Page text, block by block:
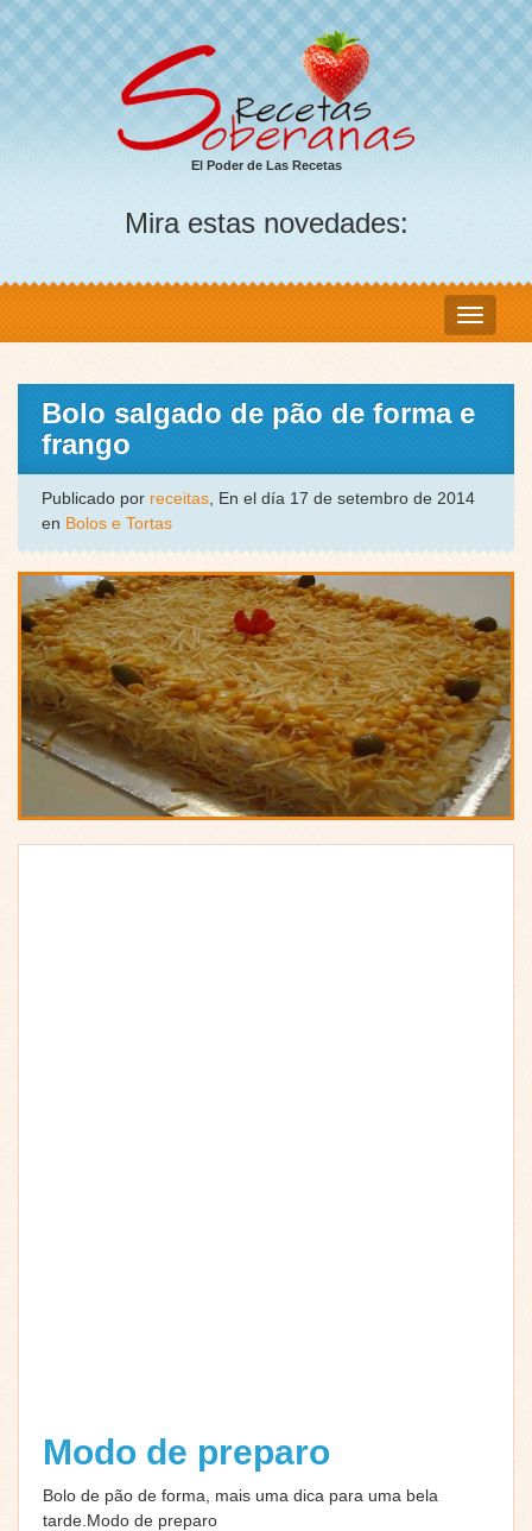
El Poder de Las Recetas
Mira estas novedades:
Bolo salgado de pão de forma e
frango
Publicado por receitas, En el día 17 de setembro de 2014
en Bolos e Tortas
Modo de preparo
Bolo de pão de forma, mais uma dica para uma bela
tarde.Modo de preparo